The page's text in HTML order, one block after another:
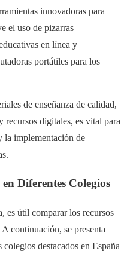
innovadoras para
el uso de pizarras
en línea y
portátiles para los
de enseñanza de calidad,
recursos digitales, es vital para
la implementación de
Diferentes Colegios
es útil comparar los recursos
continuación, se presenta
destacados en España